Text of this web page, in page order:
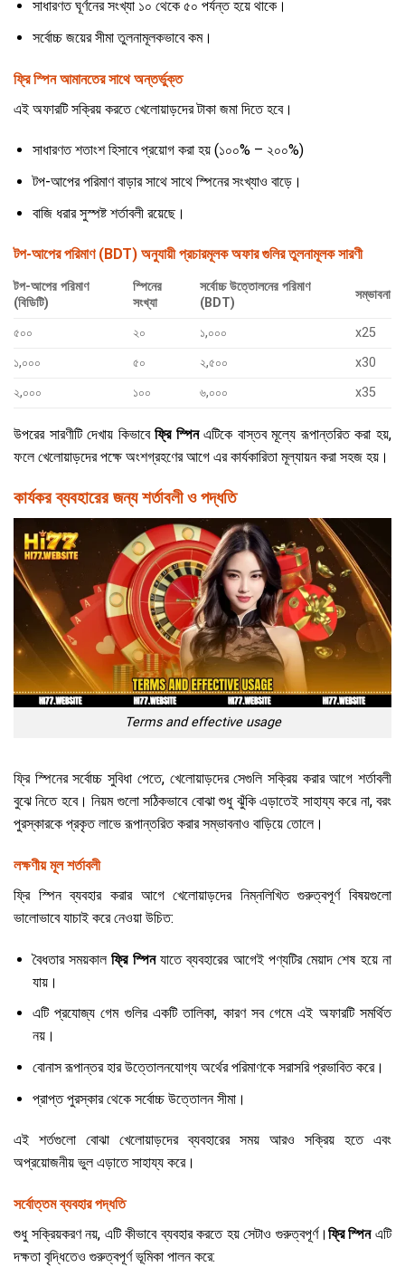
সাধারণত ঘূর্ণনের সংখ্যা ১০ থেকে ৫০ পর্যন্ত হয়ে থাকে।
সর্বোচ্চ জয়ের সীমা তুলনামূলকভাবে কম।
ফ্রি স্পিন আমানতের সাথে অন্তর্ভুক্ত
এই অফারটি সক্রিয় করতে খেলোয়াড়দের টাকা জমা দিতে হবে।
সাধারণত শতাংশ হিসাবে প্রয়োগ করা হয় (১০০% – ২০০%)
টপ-আপের পরিমাণ বাড়ার সাথে সাথে স্পিনের সংখ্যাও বাড়ে।
বাজি ধরার সুস্পষ্ট শর্তাবলী রয়েছে।
টপ-আপের পরিমাণ (BDT) অনুযায়ী প্রচারমূলক অফার গুলির তুলনামূলক সারণী
টপ-আপের পরিমাণ
(বিডিটি)
স্পিনের
সংখ্যা
সর্বোচ্চ উত্তোলনের পরিমাণ
(BDT)
সম্ভাবনা
৫০০ ২০ ১,০০০
x25
১,০০০
৫০ ২,৫০০
x30
২,০০০
১০০ ৬,০০০ x35
উপরের সারণীটি দেখায় কিভাবেফ্রি স্পিনএটিকে বাস্তব মূল্যে রূপান্তরিত করা হয়,
ফলে খেলোয়াড়দের পক্ষে অংশগ্রহণের আগে এর কার্যকারিতা মূল্যায়ন করা সহজ হয়।
কার্যকর ব্যবহারের জন্য শর্তাবলী ও পদ্ধতি
Terms and effective usage
ফ্রি স্পিনের সর্বোচ্চ সুবিধা পেতে, খেলোয়াড়দের সেগুলি সক্রিয় করার আগে শর্তাবলী
বুঝে নিতে হবে। নিয়ম গুলো সঠিকভাবে বোঝা শুধু ঝুঁকি এড়াতেই সাহায্য করে না, বরং
পুরস্কারকে প্রকৃত লাভে রূপান্তরিত করার সম্ভাবনাও বাড়িয়ে তোলে।
লক্ষণীয় মূল শর্তাবলী
ফ্রি স্পিন ব্যবহার করার আগে খেলোয়াড়দের নিম্নলিখিত গুরুত্বপূর্ণ বিষয়গুলো
ভালোভাবে যাচাই করে নেওয়া উচিত:
বৈধতার সময়কালফ্রি স্পিন যাতে ব্যবহারের আগেই পণ্যটির মেয়াদ শেষ হয়ে না
যায়।
এটি প্রযোজ্য গেম গুলির একটি তালিকা, কারণ সব গেমে এই অফারটি সমর্থিত
নয়।
বোনাস রূপান্তর হার উত্তোলনযোগ্য অর্থের পরিমাণকে সরাসরি প্রভাবিত করে।
প্রাপ্ত পুরস্কার থেকে সর্বোচ্চ উত্তোলন সীমা।
এই শর্তগুলো বোঝা খেলোয়াড়দের ব্যবহারের সময় আরও সক্রিয় হতে এবং
অপ্রয়োজনীয় ভুল এড়াতে সাহায্য করে।
সর্বোত্তম ব্যবহার পদ্ধতি
শুধু সক্রিয়করণ নয়, এটি কীভাবে ব্যবহার করতে হয় সেটাও গুরুত্বপূর্ণ। ফ্রি স্পিনএটি
দক্ষতা বৃদ্ধিতেও গুরুত্বপূর্ণ ভূমিকা পালন করে: